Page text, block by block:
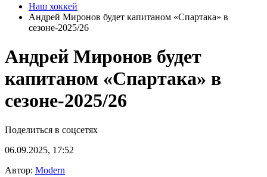
Наш хоккей
Андрей Миронов будет капитаном «Спартака» в
сезоне‑2025/26
Андрей Миронов будет
капитаном «Спартака» в
сезоне‑2025/26
Поделиться в соцсетях
06.09.2025, 17:52
Автор: Modern